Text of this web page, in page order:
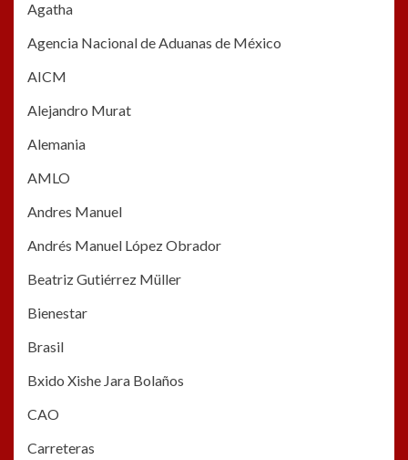
Agatha
Agencia Nacional de Aduanas de México
AICM
Alejandro Murat
Alemania
AMLO
Andres Manuel
Andrés Manuel López Obrador
Beatriz Gutiérrez Müller
Bienestar
Brasil
Bxido Xishe Jara Bolaños
CAO
Carreteras